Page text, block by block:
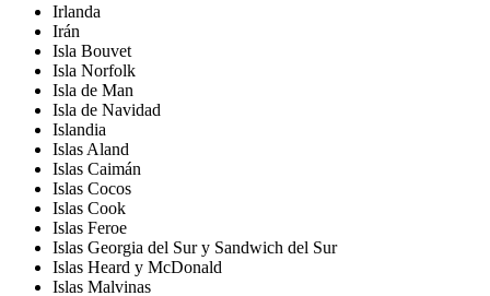
Irlanda
Irán
Isla Bouvet
Isla Norfolk
Isla de Man
Isla de Navidad
Islandia
Islas Aland
Islas Caimán
Islas Cocos
Islas Cook
Islas Feroe
Islas Georgia del Sur y Sandwich del Sur
Islas Heard y McDonald
Islas Malvinas